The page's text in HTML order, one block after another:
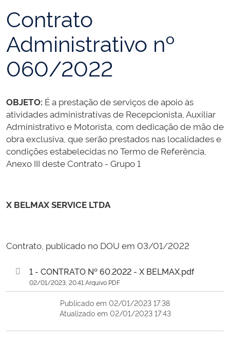
Contrato
Administrativo nº
060/2022
OBJETO: É a prestação de serviços de apoio às
atividades administrativas de Recepcionista, Auxiliar
Administrativo e Motorista, com dedicação de mão de
obra exclusiva, que serão prestados nas localidades e
condições estabelecidas no Termo de Referência,
Anexo III deste Contrato - Grupo 1
X BELMAX SERVICE LTDA
Contrato, publicado no DOU em 03/01/2022
1 - CONTRATO Nº 60.2022 - X BELMAX.pdf
02/01/2023, 20:41 Arquivo PDF
Publicado em 02/01/2023 17:38
Atualizado em 02/01/2023 17:43